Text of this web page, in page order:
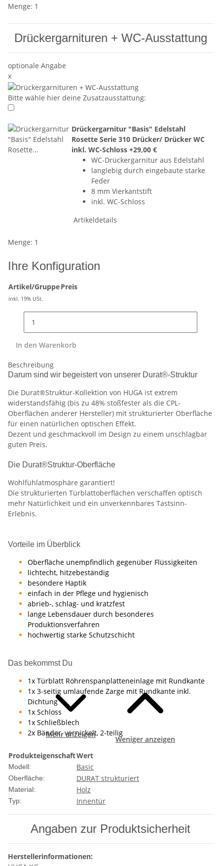
Menge: 1
Drückergarnituren + WC-Ausstattung
optionale Angabe
x
Bitte wähle hier deine Zusatzausstattung:
Drückergarnitur "Basis" Edelstahl
Rosette Serie 310 Drücker/ Drücker WC
inkl. WC-Schloss+29,00 €
WC-Drückergarnitur aus Edelstahl
langlebig durch eingebaute starke
Feder
8 mm Vierkantstift
inkl. WC-Schloss
Artikeldetails
Menge: 1
Ihre Konfiguration
Artikel/GruppePreis
inkl. 19% USt.
In den Warenkorb
Beschreibung
Darum sind wir begeistert von unserer Durat®-Struktur
Die Durat®Struktur-Kollektion von HUGA ist extrem
widerstandsfähig (bis zu 48% stoßfester als die CPL-
Oberflächen anderer Hersteller) mit strukturierter Oberfläche
für einen natürlichen optischen Effekt.
Dezent und geschmackvoll im Design zu einem unschlagbar
guten Preis.
Die Durat®Struktur-Oberfläche
Wohlfühlatmosphäre garantiert!
Die strukturierten Türblattoberflächen verschaffen optisch
mehr Natürlichkeit und ein unverkennbares Tastsinn-
Erlebnis.
Vorteile im Überblick
Oberfläche unempfindlich gegenüber Flüssigkeiten
lichtecht, hitzebeständig
besondere Haptik
einfach in der Pflege und hygienisch
abrieb-, schlag- und kratzfest
lange Lebensdauer durch besonderes
Produktionsverfahren
hochwertig starke Schutzschicht
Das bekommst Du
1x Türblatt Röhrenspanplatteneinlage mit Rundkante
1x 3-seitig umlaufende Zarge mit Rundkante inkl.
Dichtung
1x Schloss
1x Schließblech
2x Bänder, vernickelt, 2-teilig
Mehr anzeigen
Weniger anzeigen
ProdukteigenschaftWert
Modell: Basic
Oberfläche: DURAT strukturiert
Material: Holz
Typ: Innentür
Angaben zur Produktsicherheit
Herstellerinformationen: